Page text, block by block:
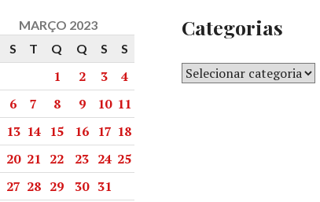
MARÇO 2023
S T Q Q S S
1 2 3
4
6 7 8 9 10 11
13 14 15 16 17 18
20 21 22 23 24 25
27 28 29 30 31
Categorias